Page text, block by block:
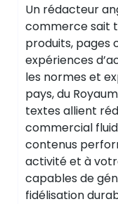
Un rédacteur
commerce sait
produits, pages
expériences
les normes et
pays, du
textes allient
commercial
contenus
activité et à
capables de
fidélisation